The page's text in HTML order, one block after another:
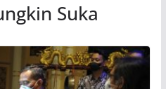
Suka